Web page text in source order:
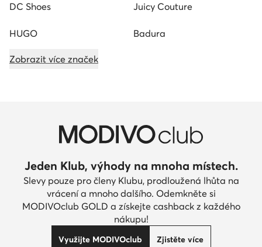
DC Shoes Juicy Couture
HUGO Badura
Zobrazit více značek
Jeden Klub, výhody na mnoha místech.
Slevy pouze pro členy Klubu, prodloužená lhůta na
vrácení a mnoho dalšího. Odemkněte si
MODIVOclub GOLD a získejte cashback z každého
nákupu!
Využijte MODIVOclub Zjistěte více